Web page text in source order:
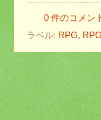
0 件のコメン
ラベル: RPG,